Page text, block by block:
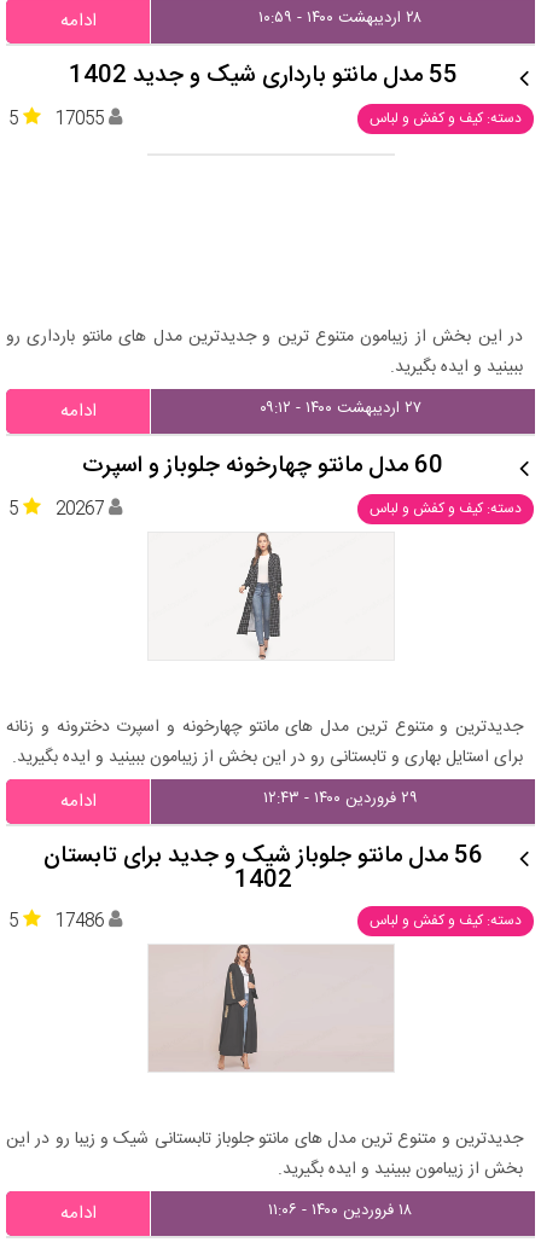
۲۸ اردیبهشت ۱۴۰۰ - ۱۰:۵۹ ادامه
55 مدل مانتو بارداری شیک و جدید 1402
دسته: کیف و کفش و لباس 5 17055
در این بخش از زیبامون متنوع ترین و جدیدترین مدل های مانتو بارداری رو
ببینید و ایده بگیرید.
۲۷ اردیبهشت ۱۴۰۰ - ۰۹:۱۲ ادامه
60 مدل مانتو چهارخونه جلوباز و اسپرت
دسته: کیف و کفش و لباس 5 20267
جدیدترین و متنوع ترین مدل های مانتو چهارخونه و اسپرت دخترونه و زنانه
برای استایل بهاری و تابستانی رو در این بخش از زیبامون ببینید و ایده بگیرید.
۲۹ فروردین ۱۴۰۰ - ۱۲:۴۳ ادامه
56 مدل مانتو جلوباز شیک و جدید برای تابستان
1402
دسته: کیف و کفش و لباس 5 17486
جدیدترین و متنوع ترین مدل های مانتو جلوباز تابستانی شیک و زیبا رو در این
بخش از زیبامون ببینید و ایده بگیرید.
۱۸ فروردین ۱۴۰۰ - ۱۱:۰۶ ادامه